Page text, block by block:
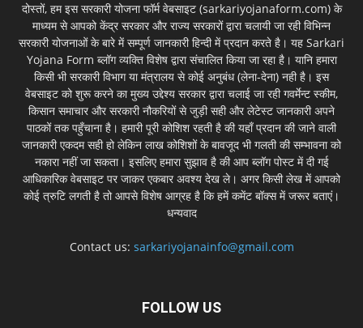
दोस्तों, हम इस सरकारी योजना फॉर्म वेबसाइट (sarkariyojanaform.com) के
माध्यम से आपको केंद्र सरकार और राज्य सरकारों द्वारा चलायी जा रही विभिन्न
सरकारी योजनाओं के बारे में सम्पूर्ण जानकारी हिन्दी में प्रदान करते है। यह Sarkari
Yojana Form ब्लॉग व्यक्ति विशेष द्वारा संचालित किया जा रहा है। यानि हमारा
किसी भी सरकारी विभाग या मंत्रालय से कोई अनुबंध (लेना-देना) नही है। इस
वेबसाइट को शुरू करने का मुख्य उद्देश्य सरकार द्वारा चलाई जा रही गवर्मेन्ट स्कीम,
किसान समाचार और सरकारी नौकरियों से जुड़ी सही और लेटेस्ट जानकारी अपने
पाठकों तक पहुँचाना है। हमारी पूरी कोशिश रहती है की यहाँ प्रदान की जाने वाली
जानकारी एकदम सही हो लेकिन लाख कोशिशों के बावजूद भी गलती की सम्भावना को
नकारा नहीं जा सकता। इसलिए हमारा सुझाव है की आप ब्लॉग पोस्ट में दी गई
आधिकारिक वेबसाइट पर जाकर एकबार अवश्य देख ले। अगर किसी लेख में आपको
कोई त्रुटि लगती है तो आपसे विशेष आग्रह है कि हमें कमेंट बॉक्स में जरूर बताएं।
धन्यवाद
Contact us: sarkariyojanainfo@gmail.com
FOLLOW US